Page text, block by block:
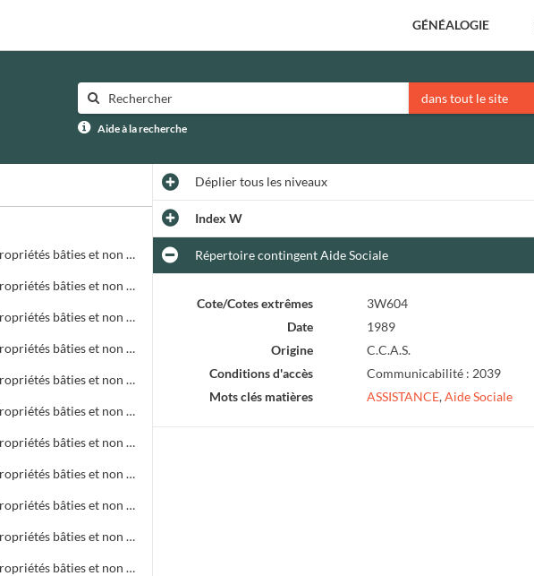
GÉNÉALOGIE
dans tout le site
Aide à la recherche
Matrice cadastrale : Etat de sections : Propriétés bâties et non bâties : Comptes par rue et lieu-dit : CA 621 à 780
Matrice cadastrale : Etat de sections : Propriétés bâties et non bâties : Comptes par rue et lieu-dit : CB 1 à 299
Matrice cadastrale : Etat de sections : Propriétés bâties et non bâties : Comptes par rue et lieu-dit : CB 300 à 499
Matrice cadastrale : Etat de sections : Propriétés bâties et non bâties : Comptes par rue et lieu-dit : CB 500 à 699
Matrice cadastrale : Etat de sections : Propriétés bâties et non bâties : Comptes par rue et lieu-dit : CB 700 à 719
Matrice cadastrale : Etat de sections : Propriétés bâties et non bâties : Comptes par rue et lieu-dit : CB 720 à 770
Matrice cadastrale : Etat de sections : Propriétés bâties et non bâties : Comptes par rue et lieu-dit : CB 771 à 855
Matrice cadastrale : Etat de sections : Propriétés bâties et non bâties : Comptes par rue et lieu-dit : CD 1 à 304
Matrice cadastrale : Etat de sections : Propriétés bâties et non bâties : Comptes par rue et lieu-dit : CH 1 à 394
Matrice cadastrale : Etat de sections : Propriétés bâties et non bâties : Comptes par rue et lieu-dit : CM 1 à 386
Matrice cadastrale : Etat de sections : Propriétés bâties et non bâties : Comptes par rue et lieu-dit : CN 1 à 190
Dépliertous les niveaux
Index W
Répertoire contingent Aide Sociale
Cote/Cotes extrêmes
3W604
Date
1989
Origine
C.C.A.S.
Conditions d'accès
Communicabilité : 2039
Mots clés matières
ASSISTANCE,Aide Sociale